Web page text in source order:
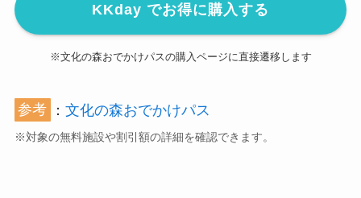
KKday でお得に購入する
※文化の森おでかけパスの購入ページに直接遷移します
参考 ： 文化の森おでかけパス
※対象の無料施設や割引額の詳細を確認できます。